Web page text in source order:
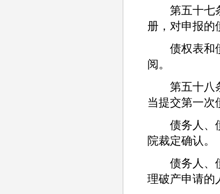
第五十七条
册，对申报的
债权表和债
阅。
第五十八条
当提交第一次
债务人、债
院裁定确认。
债务人、债
理破产申请的